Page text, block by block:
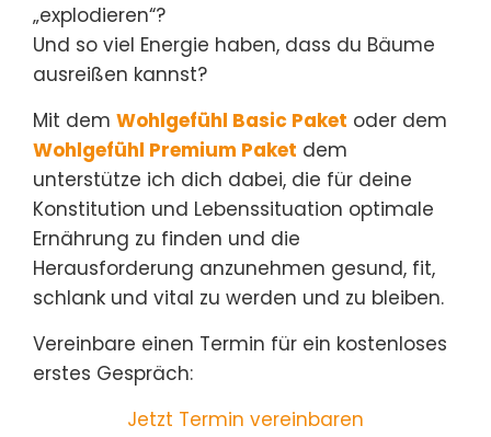
„explodieren“?
Und so viel Energie haben, dass du Bäume
ausreißen kannst?
Mit dem Wohlgefühl Basic Paket oder dem
Wohlgefühl Premium Paket dem
unterstütze ich dich dabei, die für deine
Konstitution und Lebenssituation optimale
Ernährung zu finden und die
Herausforderung anzunehmen gesund, fit,
schlank und vital zu werden und zu bleiben.
Vereinbare einen Termin für ein kostenloses
erstes Gespräch:
Jetzt Termin vereinbaren